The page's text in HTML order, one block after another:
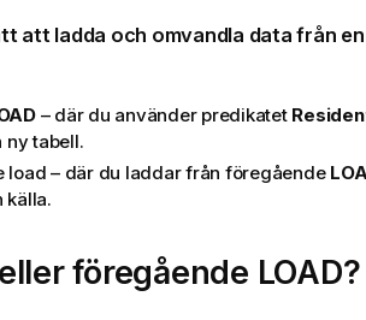
att ladda och omvandla data från
– där du använder predikatet
ny tabell.
load – där du laddar från föregående
källa.
eller föregående LOAD?